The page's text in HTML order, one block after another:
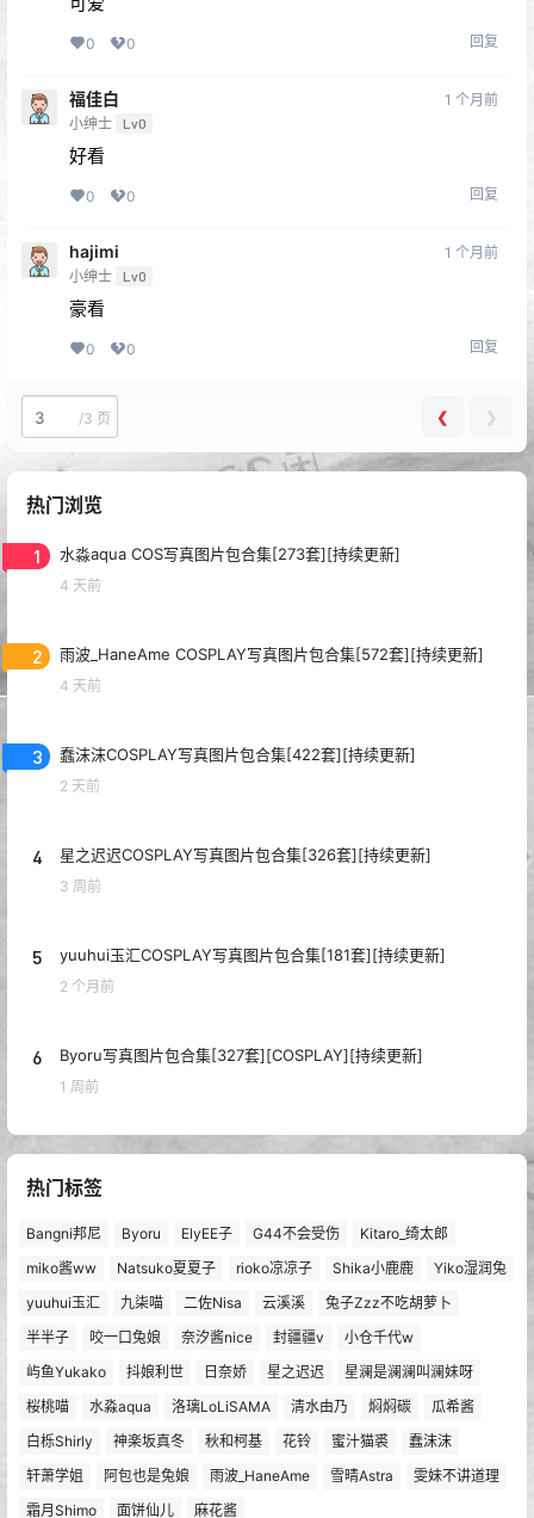
0 0 回复
福佳白
小绅士 Lv0
1 个月前
好看
0 0 回复
hajimi
小绅士 Lv0
1 个月前
豪看
0 0 回复
/3 页 ❮ ❯
热门浏览
1 水淼aqua COS写真图片包合集[273套][持续更新]
4 天前
2 雨波_HaneAme COSPLAY写真图片包合集[572套][持续更新]
4 天前
3 蠢沫沫COSPLAY写真图片包合集[422套][持续更新]
2 天前
4 星之迟迟COSPLAY写真图片包合集[326套][持续更新]
3 周前
5 yuuhui玉汇COSPLAY写真图片包合集[181套][持续更新]
2 个月前
6 Byoru写真图片包合集[327套][COSPLAY][持续更新]
1 周前
热门标签
Bangni邦尼 Byoru ElyEE子 G44不会受伤
Kitaro_绮太郎
miko酱ww
Natsuko夏夏子 rioko凉凉子 Shika小鹿鹿
Yiko湿润兔
yuuhui玉汇
九柒喵 二佐Nisa 云溪溪
兔子Zzz不吃胡萝卜
半半子
咬一口兔娘 奈汐酱nice 封疆疆v
小仓千代w
屿鱼Yukako
抖娘利世 日奈娇 星之迟迟
星澜是澜澜叫澜妹呀
桜桃喵
水淼aqua 洛璃LoLiSAMA 清水由乃 焖焖碳
瓜希酱
白栎Shirly
神楽坂真冬 秋和柯基 花铃 蜜汁猫裘
蠢沫沫
轩萧学姐
阿包也是兔娘 雨波_HaneAme 雪晴Astra
雯妹不讲道理
霜月Shimo
面饼仙儿 麻花酱